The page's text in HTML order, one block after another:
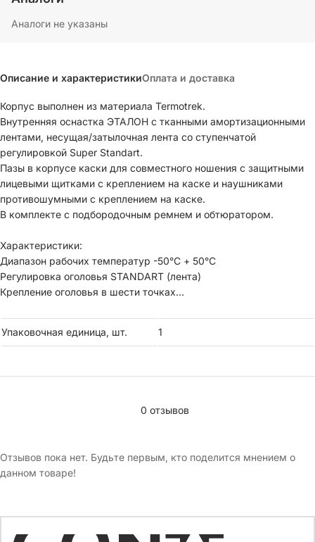
Аналоги не указаны
Описание и характеристикиОплата и доставка
Корпус выполнен из материала Termotrek.
Внутренняя оснастка ЭТАЛОН с тканными амортизационными
лентами, несущая/затылочная лента со ступенчатой
регулировкой Super Standart.
Пазы в корпусе каски для совместного ношения с защитными
лицевыми щитками с креплением на каске и наушниками
противошумными с креплением на каске.
В комплекте с подбородочным ремнем и обтюратором.
Характеристики:
Диапазон рабочих температур -50°C + 50°C
Регулировка оголовья STANDART (лента)
Крепление оголовья в шести точках
Длина козырька стандартный
Амортизатор тканевый
Упаковочная единица, шт. 1
0 отзывов
Отзывов пока нет. Будьте первым, кто поделится мнением о
данном товаре!